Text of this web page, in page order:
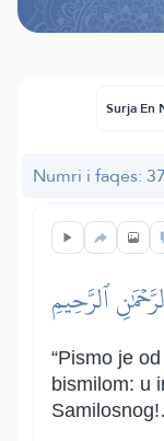
Surja En
Numri i faqes:
ٱلرَّحِيمِ
“Pismo je
bismilom: u